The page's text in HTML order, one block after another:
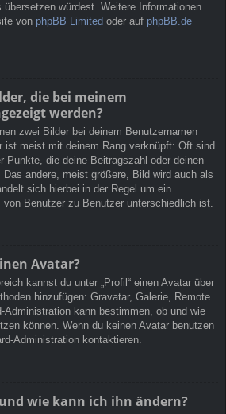
würdest. Weitere Informationen
von phpBB Limited oder auf phpBB.de
die bei meinem
werden?
zwei Bilder bei deinem Benutzernamen
ist meist mit deinem Rang verknüpft: Oft sind
Punkte, die deine Beitragszahl oder deinen
andere, meist größere, Bild wird auch als
sich hierbei in der Regel um ein
Benutzer zu Benutzer unterschiedlich ist.
Avatar?
kannst du unter „Profil“ einen Avatar über
hinzufügen: Gravatar, Galerie, Remote
Administration kann bestimmen, ob und wie
können. Wenn du keinen Avatar benutzen
Administration kontaktieren.
wie kann ich ihn ändern?